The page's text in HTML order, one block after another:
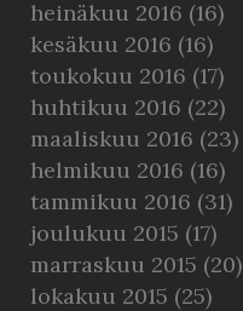
heinäkuu 2016 (16)
kesäkuu 2016 (16)
toukokuu 2016 (17)
huhtikuu 2016 (22)
maaliskuu 2016 (23)
helmikuu 2016 (16)
tammikuu 2016 (31)
joulukuu 2015 (17)
marraskuu 2015 (20)
lokakuu 2015 (25)